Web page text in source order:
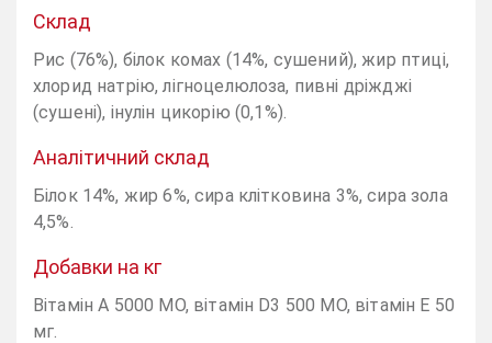
Склад
Рис (76%), білок комах (14%, сушений), жир птиці,
хлорид натрію, лігноцелюлоза, пивні дріжджі
(сушені), інулін цикорію (0,1%).
Аналітичний склад
Білок 14%, жир 6%, сира клітковина 3%, сира зола
4,5%.
Добавки на кг
Вітамін А 5000 МО, вітамін D3 500 МО, вітамін Е 50
мг.